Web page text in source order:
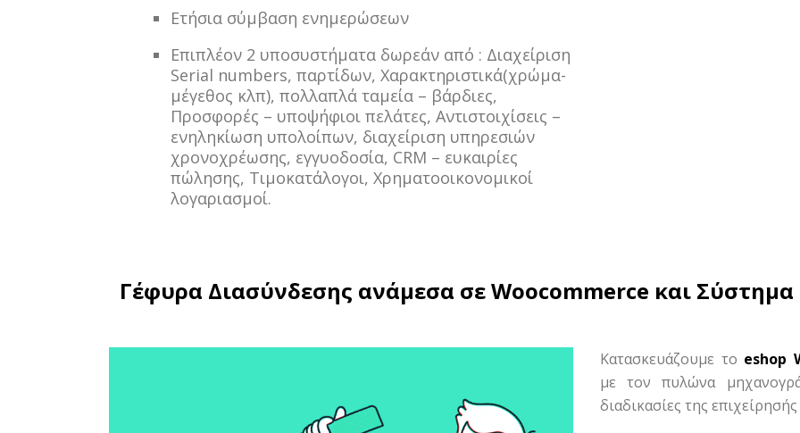
Ετήσια σύμβαση ενημερώσεων
Επιπλέον 2 υποσυστήματα δωρεάν από : Διαχείριση
Serial numbers, παρτίδων, Χαρακτηριστικά(χρώμα-
μέγεθος κλπ), πολλαπλά ταμεία – βάρδιες,
Προσφορές – υποψήφιοι πελάτες, Αντιστοιχίσεις –
ενηληκίωση υπολοίπων, διαχείριση υπηρεσιών
χρονοχρέωσης, εγγυοδοσία, CRM – ευκαιρίες
πώλησης, Τιμοκατάλογοι, Χρηματοοικονομικοί
λογαριασμοί.
Γέφυρα Διασύνδεσης ανάμεσα σε Woocommerce και Σύστημα
Κατασκευάζουμε το eshop
με τον πυλώνα
διαδικασίες της